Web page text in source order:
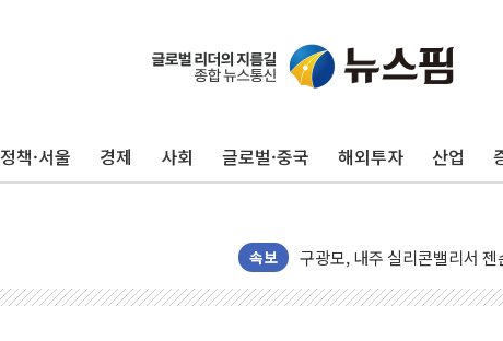
정책·서울 경제 사회 글로벌·중국 해외투자 산업
속보
유럽증시, 견조한 실적 소화
리투아니아 국방 "러, 우크라
뉴욕증시 개장 전 특징주...모
김정관 장관 "영업이익 N%